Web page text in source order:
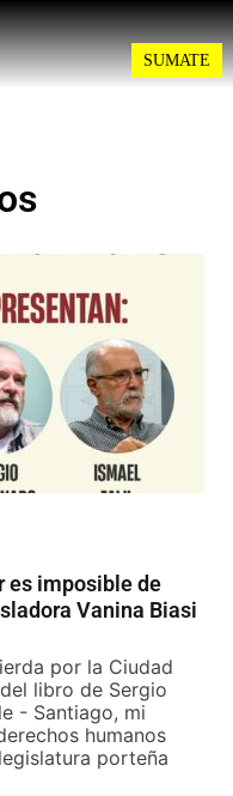
SUMATE
es imposible de
Vanina Biasi
por la Ciudad
libro de Sergio
- Santiago, mi
humanos
porteña